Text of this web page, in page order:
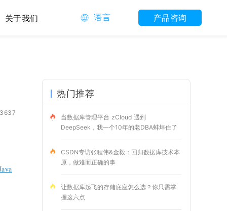
关于我们 语言 产品咨询
3637
热门推荐
当数据库管理平台 zCloud 遇到
DeepSeek，我一个10年的老DBA蚌埠住了
CSDN专访张程伟&金毅：回归数据库技术本
原，做难而正确的事
让数据库起飞的存储底座怎么选？你只需掌
握这六点